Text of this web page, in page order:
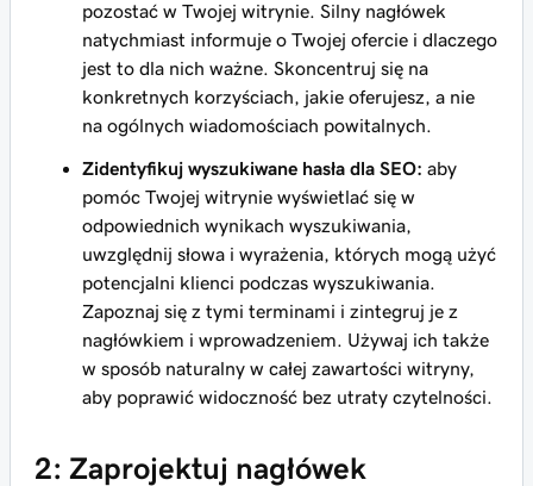
pozostać w Twojej witrynie. Silny nagłówek
natychmiast informuje o Twojej ofercie i dlaczego
jest to dla nich ważne. Skoncentruj się na
konkretnych korzyściach, jakie oferujesz, a nie
na ogólnych wiadomościach powitalnych.
Zidentyfikuj wyszukiwane hasła dla SEO: aby
pomóc Twojej witrynie wyświetlać się w
odpowiednich wynikach wyszukiwania,
uwzględnij słowa i wyrażenia, których mogą użyć
potencjalni klienci podczas wyszukiwania.
Zapoznaj się z tymi terminami i zintegruj je z
nagłówkiem i wprowadzeniem. Używaj ich także
w sposób naturalny w całej zawartości witryny,
aby poprawić widoczność bez utraty czytelności.
2: Zaprojektuj nagłówek